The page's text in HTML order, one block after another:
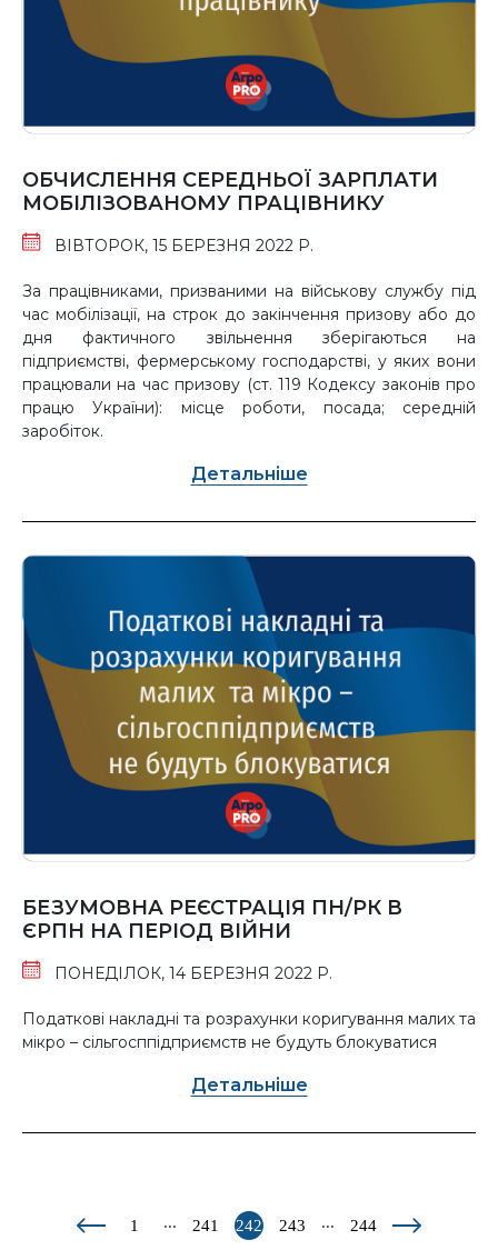
ОБЧИСЛЕННЯ СЕРЕДНЬОЇ ЗАРПЛАТИ
МОБІЛІЗОВАНОМУ ПРАЦІВНИКУ
ВІВТОРОК, 15 БЕРЕЗНЯ 2022 Р.
За працівниками, призваними на військову службу під
час мобілізації, на строк до закінчення призову або до
дня фактичного звільнення зберігаються на
підприємстві, фермерському господарстві, у яких вони
працювали на час призову (ст. 119 Кодексу законів про
працю України): місце роботи, посада; середній
заробіток.
Детальніше
БЕЗУМОВНА РЕЄСТРАЦІЯ ПН/РК В
ЄРПН НА ПЕРІОД ВІЙНИ
ПОНЕДІЛОК, 14 БЕРЕЗНЯ 2022 Р.
Податкові накладні та розрахунки коригування малих та
мікро – сільгосппідприємств не будуть блокуватися
Детальніше
1 ... 241 242 243 ... 244